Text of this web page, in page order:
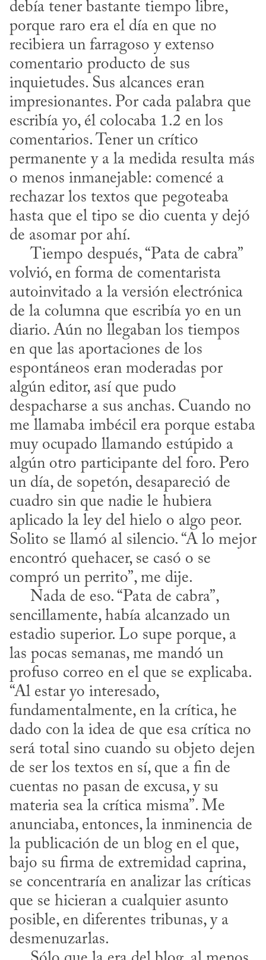
debía tener bastante tiempo libre,
porque raro era el día en que no
recibiera un farragoso y extenso
comentario producto de sus
inquietudes. Sus alcances eran
impresionantes. Por cada palabra que
escribía yo, él colocaba 1.2 en los
comentarios. Tener un crítico
permanente y a la medida resulta más
o menos inmanejable: comencé a
rechazar los textos que pegoteaba
hasta que el tipo se dio cuenta y dejó
de asomar por ahí.
volvió, en forma de comentarista
autoinvitado a la versión electrónica
de la columna que escribía yo en un
diario. Aún no llegaban los tiempos
en que las aportaciones de los
espontáneos eran moderadas por
algún editor, así que pudo
despacharse a sus anchas. Cuando no
me llamaba imbécil era porque estaba
muy ocupado llamando estúpido a
algún otro participante del foro. Pero
un día, de sopetón, desapareció de
cuadro sin que nadie le hubiera
aplicado la ley del hielo o algo peor.
Solito se llamó al silencio. “A lo mejor
encontró quehacer, se casó o se
compró un perrito”, me dije.
sencillamente, había alcanzado un
estadio superior. Lo supe porque, a
las pocas semanas, me mandó un
profuso correo en el que se explicaba.
“Al estar yo interesado,
fundamentalmente, en la crítica, he
dado con la idea de que esa crítica no
será total sino cuando su objeto dejen
de ser los textos en sí, que a fin de
cuentas no pasan de excusa, y su
materia sea la crítica misma”. Me
anunciaba, entonces, la inminencia de
la publicación de un blog en el que,
bajo su firma de extremidad caprina,
se concentraría en analizar las críticas
que se hicieran a cualquier asunto
posible, en diferentes tribunas, y a
desmenuzarlas.